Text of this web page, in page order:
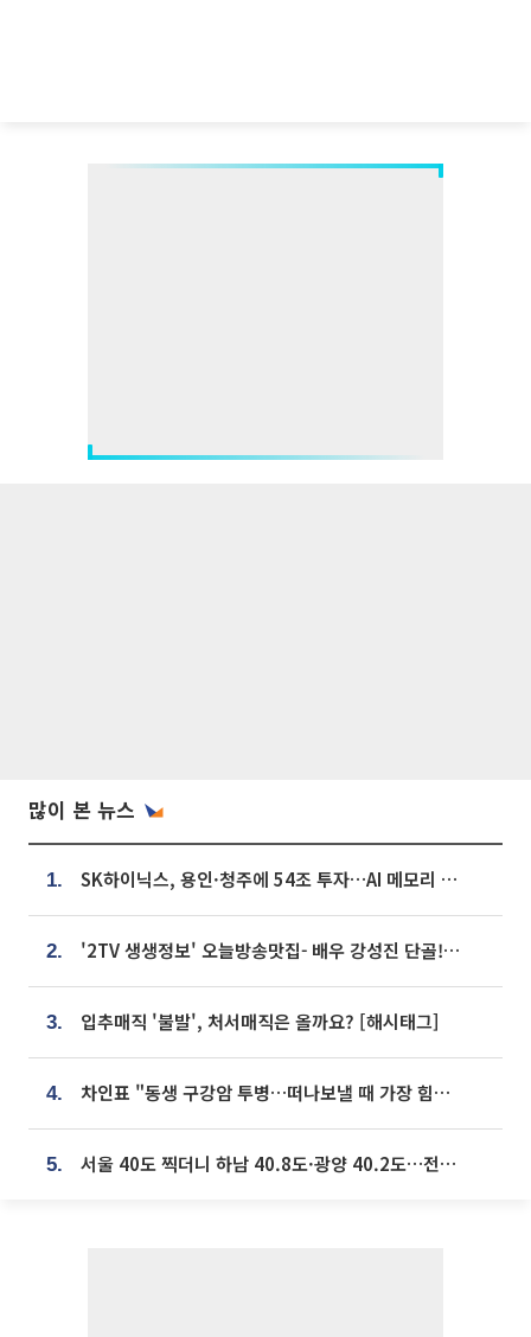
많이 본 뉴스
1. SK하이닉스, 용인·청주에 54조 투자…AI 메모리 생산기지 키운다
2. '2TV 생생정보' 오늘방송맛집- 배우 강성진 단골! 쌀국수ㆍ푸팟퐁 커리 맛집 '블○○○'
3. 입추매직 '불발', 처서매직은 올까요? [해시태그]
4. 차인표 "동생 구강암 투병…떠나보낼 때 가장 힘들었다”
5. 서울 40도 찍더니 하남 40.8도·광양 40.2도…전국 '펄펄'